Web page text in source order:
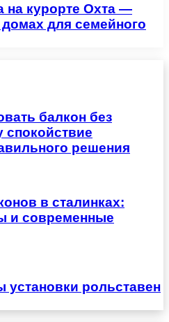
на курорте Охта —
для семейного
балкон без
спокойствие
решения
в сталинках:
и современные
рольставен